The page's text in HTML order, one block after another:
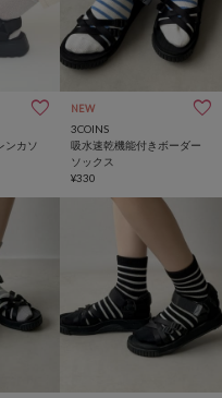
ンカソ
NEW
3COINS
吸水速乾機能付きボーダー
ソックス
¥330